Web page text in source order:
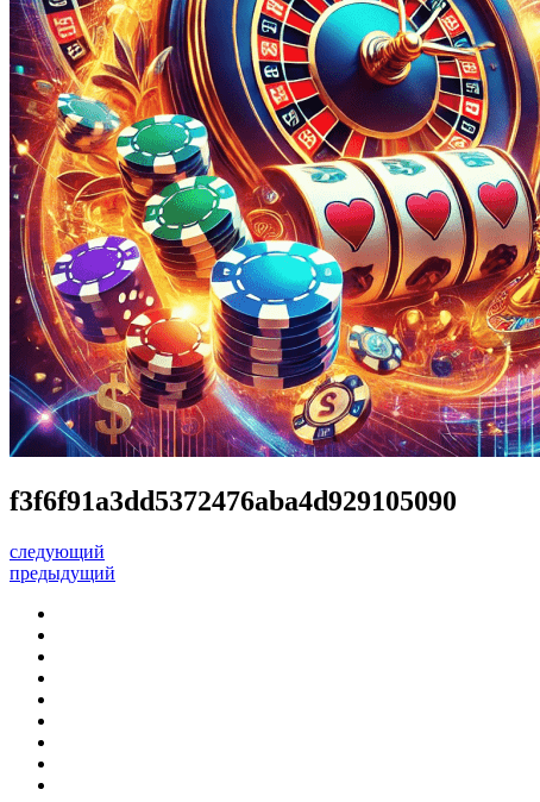
f3f6f91a3dd5372476aba4d929105090
следующий
предыдущий